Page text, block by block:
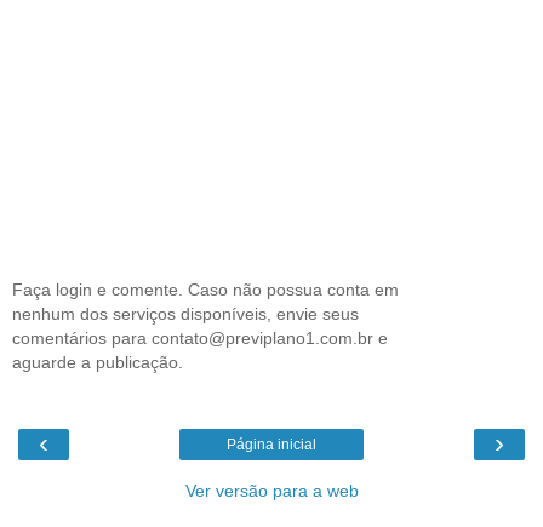
Faça login e comente. Caso não possua conta em
nenhum dos serviços disponíveis, envie seus
comentários para contato@previplano1.com.br e
aguarde a publicação.
‹ ›
Página inicial
Ver versão para a web